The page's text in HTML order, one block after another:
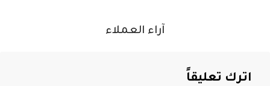
آراء العملاء
اترك تعليقاً